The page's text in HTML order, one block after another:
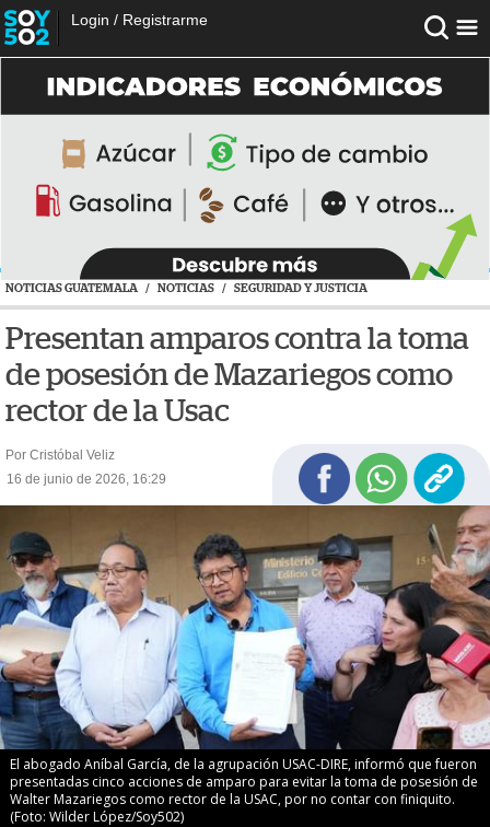
Login / Registrarme
NOTICIAS GUATEMALA / NOTICIAS / SEGURIDAD Y JUSTICIA
Presentan amparos contra la toma
de posesión de Mazariegos como
rector de la Usac
Por Cristóbal Veliz
16 de junio de 2026, 16:29
El abogado Aníbal García, de la agrupación USAC-DIRE, informó que fueron
presentadas cinco acciones de amparo para evitar la toma de posesión de
Walter Mazariegos como rector de la USAC, por no contar con finiquito.
(Foto: Wilder López/Soy502)